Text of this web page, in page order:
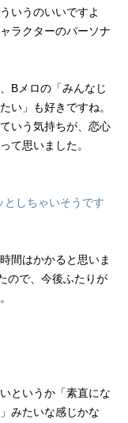
いうのいいですよ
ラクターのパーソナ
Bメロの「みんなじ
い」も好きですね。
いう気持ちが、恋心
て思いました。
しちゃいそうです
間はかかると思いま
ので、今後ふたりが
というか「素直にな
みたいな感じかな